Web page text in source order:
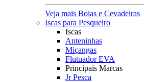
Veja mais Boias e Cevadeiras
Iscas para Pesqueiro
Iscas
Anteninhas
Miçangas
Flutuador EVA
Principais Marcas
Jr Pesca